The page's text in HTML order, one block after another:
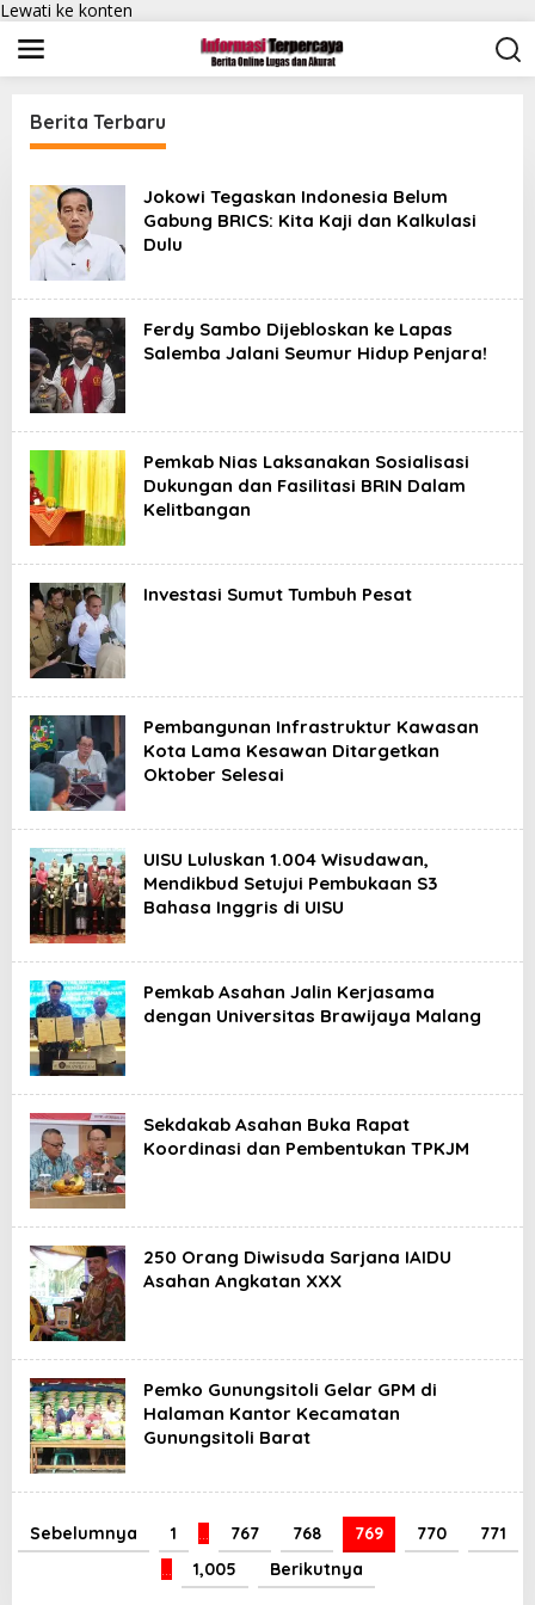
Lewati ke konten
Berita Terbaru
n
f
o
r
m
i
T
e
r
p
e
r
c
a
y
a
Jokowi Tegaskan Indonesia Belum
Gabung BRICS: Kita Kaji dan Kalkulasi
Dulu
Ferdy Sambo Dijebloskan ke Lapas
Salemba Jalani Seumur Hidup Penjara!
Pemkab Nias Laksanakan Sosialisasi
Dukungan dan Fasilitasi BRIN Dalam
Kelitbangan
Investasi Sumut Tumbuh Pesat
Pembangunan Infrastruktur Kawasan
Kota Lama Kesawan Ditargetkan
Oktober Selesai
UISU Luluskan 1.004 Wisudawan,
Mendikbud Setujui Pembukaan S3
Bahasa Inggris di UISU
Pemkab Asahan Jalin Kerjasama
dengan Universitas Brawijaya Malang
Sekdakab Asahan Buka Rapat
Koordinasi dan Pembentukan TPKJM
250 Orang Diwisuda Sarjana IAIDU
Asahan Angkatan XXX
Pemko Gunungsitoli Gelar GPM di
Halaman Kantor Kecamatan
Gunungsitoli Barat
Sebelumnya 1 … 767 768 769 770
771
…
1,005 Berikutnya